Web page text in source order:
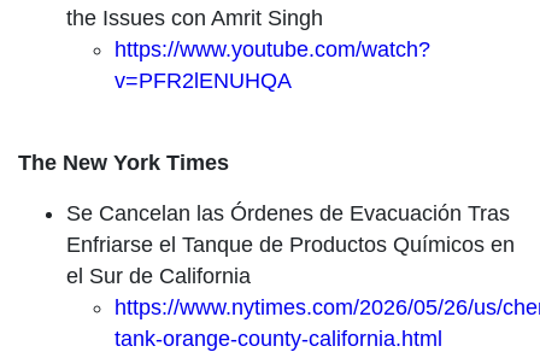
the Issues con Amrit Singh
https://www.youtube.com/watch?
v=PFR2lENUHQA
The New York Times
Se Cancelan las Órdenes de Evacuación Tras
Enfriarse el Tanque de Productos Químicos en
el Sur de California
https://www.nytimes.com/2026/05/26/us/
tank-orange-county-california.html